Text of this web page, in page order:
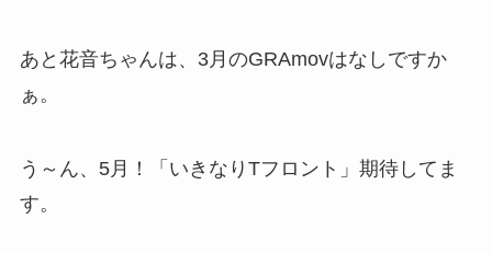
あと花音ちゃんは、3月のGRAmovはなしですか
ぁ。
う～ん、5月！「いきなりTフロント」期待してま
す。